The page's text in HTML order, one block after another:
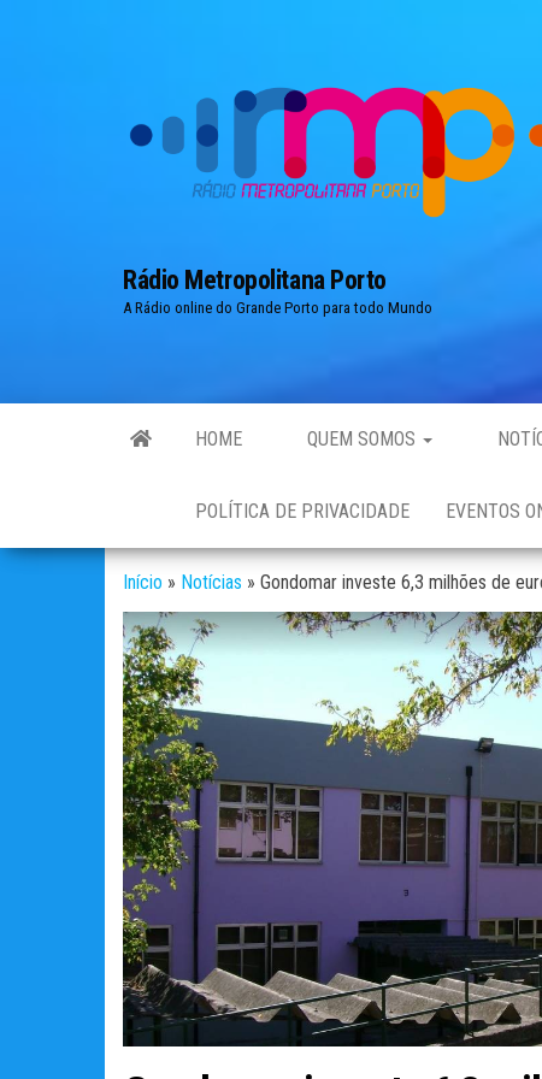
Rádio Metropolitana Porto
A Rádio online do Grande Porto para todo Mundo
HOME QUEM SOMOS
POLÍTICA DE PRIVACIDADE EVENTOS
Início » Notícias » Gondomar investe 6,3 milhões de